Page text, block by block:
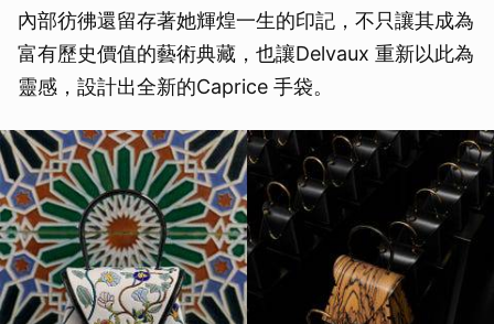
內部彷彿還留存著她輝煌一生的印記，不只讓其成為
富有歷史價值的藝術典藏，也讓Delvaux 重新以此為
靈感，設計出全新的Caprice 手袋。